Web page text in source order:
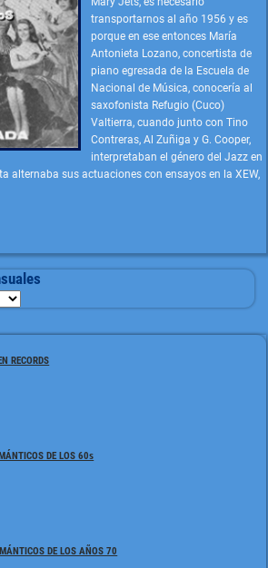
transportarnos al año 1956 y es
porque en ese entonces María
Antonieta Lozano, concertista de
piano egresada de la Escuela de
Nacional de Música, conocería al
saxofonista Refugio (Cuco)
Valtierra, cuando junto con Tino
Contreras, Al Zuñiga y G. Cooper,
interpretaban el género del Jazz en
alternaba sus actuaciones con ensayos en la XEW,
RECORDS
DE LOS 60s
DE LOS AÑOS 70